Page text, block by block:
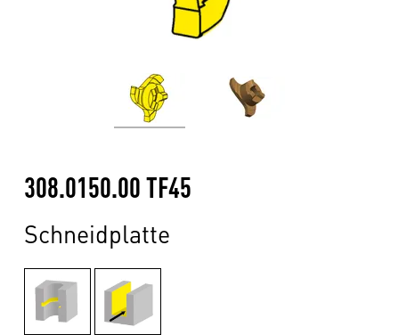
308.0150.00 TF45
Schneidplatte